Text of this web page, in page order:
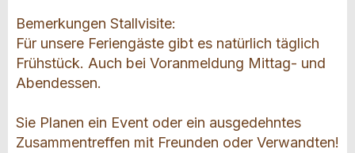
Bemerkungen Stallvisite:
Für unsere Feriengäste gibt es natürlich täglich
Frühstück. Auch bei Voranmeldung Mittag- und
Abendessen.
Sie Planen ein Event oder ein ausgedehntes
Zusammentreffen mit Freunden oder Verwandten!